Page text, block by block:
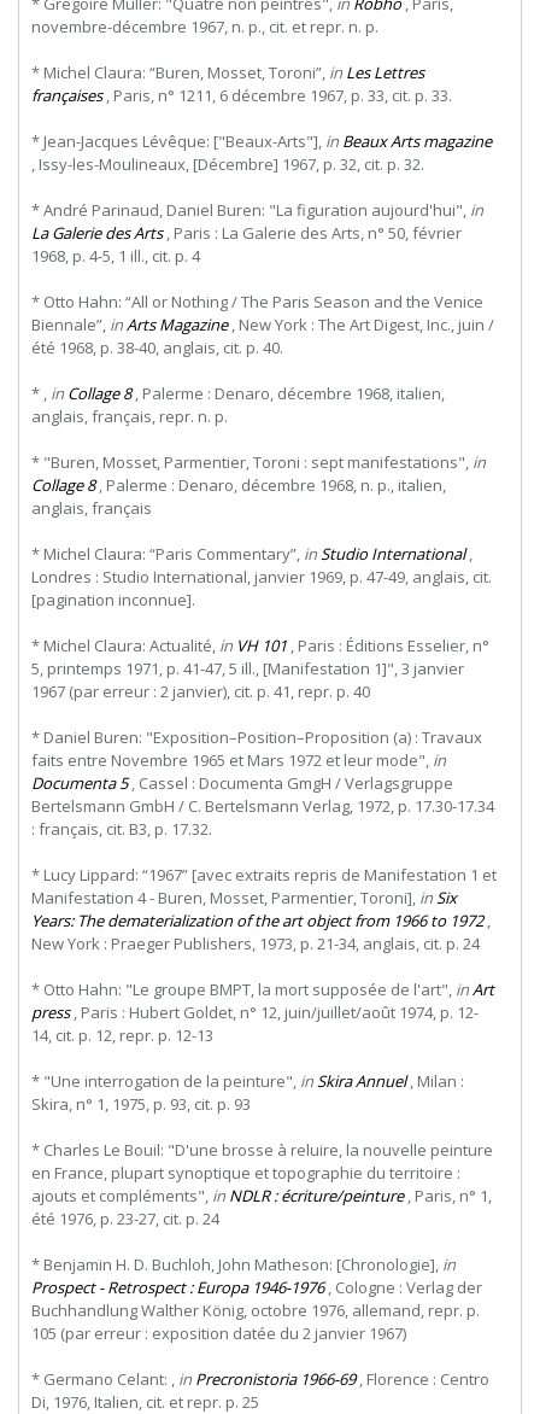
novembre-décembre 1967, n. p., cit. et repr. n. p.
* Michel Claura: “Buren, Mosset, Toroni”, in Les Lettres
françaises, Paris, n° 1211, 6 décembre 1967, p. 33, cit. p. 33.
* Jean-Jacques Lévêque: ["Beaux-Arts"], in Beaux Arts magazine
, Issy-les-Moulineaux, [Décembre] 1967, p. 32, cit. p. 32.
* André Parinaud, Daniel Buren: "La figuration aujourd'hui", in
La Galerie des Arts, Paris : La Galerie des Arts, n° 50, février
1968, p. 4-5, 1 ill., cit. p. 4
* Otto Hahn: “All or Nothing / The Paris Season and the Venice
Biennale”, inArts Magazine, New York : The Art Digest, Inc., juin /
été 1968, p. 38-40, anglais, cit. p. 40.
* , in Collage 8, Palerme : Denaro, décembre 1968, italien,
anglais, français, repr. n. p.
* "Buren, Mosset, Parmentier, Toroni : sept manifestations", in
Collage 8, Palerme : Denaro, décembre 1968, n. p., italien,
anglais, français
* Michel Claura: “Paris Commentary”, inStudio International,
Londres : Studio International, janvier 1969, p. 47-49, anglais, cit.
[pagination inconnue].
* Michel Claura: Actualité, in VH 101 , Paris : Éditions Esselier, n°
5, printemps 1971, p. 41-47, 5 ill., [Manifestation 1]", 3 janvier
1967 (par erreur : 2 janvier), cit. p. 41, repr. p. 40
* Daniel Buren: "Exposition–Position–Proposition (a) : Travaux
faits entre Novembre 1965 et Mars 1972 et leur mode", in
Documenta 5, Cassel : Documenta GmgH / Verlagsgruppe
Bertelsmann GmbH / C. Bertelsmann Verlag, 1972, p. 17.30-17.34
: français, cit. B3, p. 17.32.
* Lucy Lippard: “1967” [avec extraits repris de Manifestation 1 et
Manifestation 4 - Buren, Mosset, Parmentier, Toroni], inSix
Years: The dematerialization of the art object from 1966 to 1972,
New York : Praeger Publishers, 1973, p. 21-34, anglais, cit. p. 24
* Otto Hahn: "Le groupe BMPT, la mort supposée de l'art", inArt
press, Paris : Hubert Goldet, n° 12, juin/juillet/août 1974, p. 12-
14, cit. p. 12, repr. p. 12-13
* "Une interrogation de la peinture", inSkira Annuel, Milan :
Skira, n° 1, 1975, p. 93, cit. p. 93
* Charles Le Bouil: "D'une brosse à reluire, la nouvelle peinture
en France, plupart synoptique et topographie du territoire :
ajouts et compléments", in NDLR : écriture/peinture, Paris, n° 1,
été 1976, p. 23-27, cit. p. 24
* Benjamin H. D. Buchloh, John Matheson: [Chronologie], in
Prospect - Retrospect : Europa 1946-1976, Cologne : Verlag der
Buchhandlung Walther König, octobre 1976, allemand, repr. p.
105 (par erreur : exposition datée du 2 janvier 1967)
* Germano Celant: , in Precronistoria 1966-69, Florence : Centro
Di, 1976, Italien, cit. et repr. p. 25